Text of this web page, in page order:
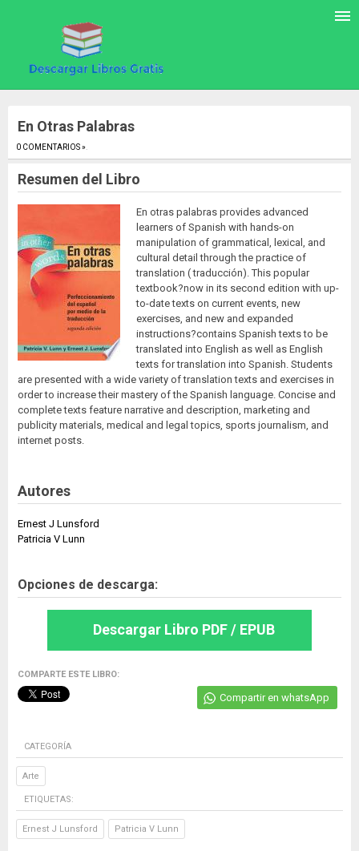
En Otras Palabras
0 COMENTARIOS ».
Resumen del Libro
En otras palabras provides advanced
learners of Spanish with hands-on
manipulation of grammatical, lexical, and
cultural detail through the practice of
translation ( traducción). This popular
textbook?now in its second edition with up-
to-date texts on current events, new
exercises, and new and expanded
instructions?contains Spanish texts to be
translated into English as well as English
texts for translation into Spanish. Students
are presented with a wide variety of translation texts and exercises in
order to increase their mastery of the Spanish language. Concise and
complete texts feature narrative and description, marketing and
publicity materials, medical and legal topics, sports journalism, and
internet posts.
Autores
Ernest J Lunsford
Patricia V Lunn
Opciones de descarga:
Descargar Libro PDF / EPUB
COMPARTE ESTE LIBRO:
Compartir en whatsApp
CATEGORÍA
Arte
ETIQUETAS:
Ernest J Lunsford Patricia V Lunn